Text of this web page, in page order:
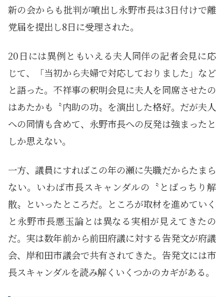
新の会からも批判が噴出し永野市長は3日付けで離
党届を提出し8日に受理された。
20日には異例ともいえる夫人同伴の記者会見に応
じて、「当初から夫婦で対応しておりました」など
と語った。不祥事の釈明会見に夫人を同席させたの
はあたかも〝内助の功〟を演出した格好。だが夫人
への同情も含めて、永野市長への反発は強まったと
しか思えない。
一方、議員にすればこの年の瀬に失職だからたまら
ない。いわば市長スキャンダルの〝とばっちり解
散〟といったところだ。ところが取材を進めていく
と永野市長悪玉論とは異なる実相が見えてきたの
だ。実は数年前から前田府議に対する告発文が府議
会、岸和田市議会で共有されてきた。告発文には市
長スキャンダルを読み解くいくつかのカギがある。